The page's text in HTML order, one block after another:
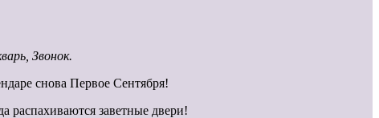
Звонок.
снова Первое Сентября!
распахиваются заветные двери!